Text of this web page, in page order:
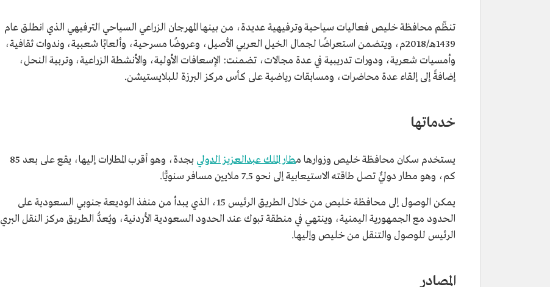
تنظّم محافظة خليص فعاليات سياحية وترفيهية عديدة، من بينها المهرجان الزراعي السياحي الترفيهي الذي انطلق عام
1439هـ/2018م، ويتضمن استعراضًا لجمال الخيل العربي الأصيل، وعروضًا مسرحية، وألعابًا شعبية، وندوات ثقافية،
وأمسيات شعرية، ودورات تدريبية في عدة مجالات، تضمنت: الإسعافات الأولية، والأنشطة الزراعية، وتربية النحل،
إضافةً إلى إلقاء عدة محاضرات، ومسابقات رياضية على كأس مركز البرزة للبلايستيشن.
خدماتها
يستخدم سكان محافظة خليص وزوارها مطار الملك عبدالعزيز الدولي
بجدة، وهو أقرب المطارات إليها، يقع على بعد 85
كم، وهو مطار دوليٌّ تصل طاقته الاستيعابية إلى نحو 7.5 ملايين مسافر سنويًّا.
يمكن الوصول إلى محافظة خليص من خلال الطريق الرئيس 15، الذي يبدأ من منفذ الوديعة جنوبي السعودية على
الحدود مع الجمهورية اليمنية، وينتهي في منطقة تبوك عند الحدود السعودية الأردنية، ويُعدُّ الطريق مركز النقل البري
الرئيس للوصول والتنقل من خليص وإليها.
المصادر